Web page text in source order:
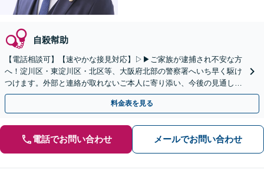
自殺幇助
【電話相談可】【速やかな接見対応】▷▶︎ご家族が逮捕され不安な方
へ！淀川区・東淀川区・北区等、大阪府北部の警察署へいち早く駆け
つけます。外部と連絡が取れないご本人に寄り添い、今後の見通しや
取り調べの注意点を丁寧に説明。刑事事件は初動が肝心！
料金表を見る
電話でお問い合わせ メールでお問い合わせ